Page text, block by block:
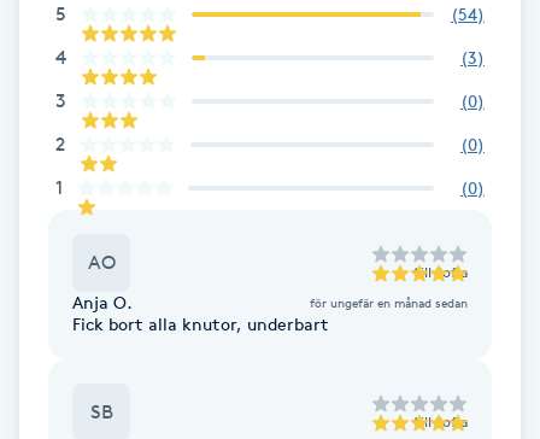
Dermapen
Diamantslipning
Enzympeeling
Extensions
Extensions borttagning
5 (54)
4 (3)
3 (0)
2 (0)
1 (0)
AO till Sofia
Anja O. för ungefär en månad sedan
Fick bort alla knutor, underbart
SB till Sofia